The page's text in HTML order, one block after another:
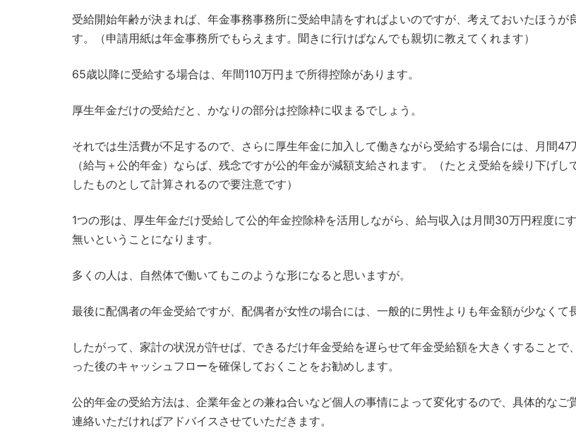
受給開始年齢が決まれば、年金事務事務所に受給申請をすればよいのですが、考えておいたほうが
す。（申請用紙は年金事務所でもらえます。聞きに行けばなんでも親切に教えてくれます）
65歳以降に受給する場合は、年間110万円まで所得控除があります。
厚生年金だけの受給だと、かなりの部分は控除枠に収まるでしょう。
それでは生活費が不足するので、さらに厚生年金に加入して働きながら受給する場合には、月間47
（給与＋公的年金）ならば、残念ですが公的年金が減額支給されます。（たとえ受給を繰り下げし
したものとして計算されるので要注意です）
1つの形は、厚生年金だけ受給して公的年金控除枠を活用しながら、給与収入は月間30万円程度に
無いということになります。
多くの人は、自然体で働いてもこのような形になると思いますが。
最後に配偶者の年金受給ですが、配偶者が女性の場合には、一般的に男性よりも年金額が少なくて
したがって、家計の状況が許せば、できるだけ年金受給を遅らせて年金受給額を大きくすることで
った後のキャッシュフローを確保しておくことをお勧めします。
公的年金の受給方法は、企業年金との兼ね合いなど個人の事情によって変化するので、具体的なご
連絡いただければアドバイスさせていただきます。